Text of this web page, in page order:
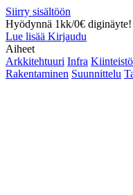
Siirry sisältöön
Hyödynnä 1kk/0€ diginäyte!
Lue lisää Kirjaudu
Aiheet
Arkkitehtuuri Infra
Rakentaminen Suunnittelu